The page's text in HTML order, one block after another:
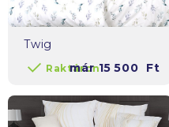
Twig
Raktáron
már15 500 Ft